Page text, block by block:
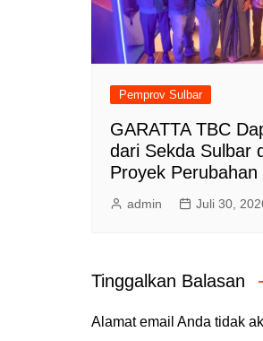
Pemprov Sulbar
GARATTA TBC
dari Sekda Sulbar
Proyek Perubahan
admin Juli 30,
Tinggalkan Balasan
Alamat email Anda tidak